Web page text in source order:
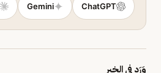
ChatGPT
Gemini
وَرَد في الخبر